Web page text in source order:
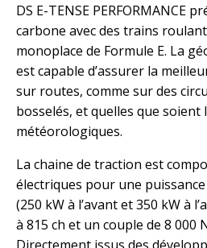
DS E-TENSE PERFORMANCE
carbone avec des trains
monoplace de Formule E. La
est capable d’assurer la
sur routes, comme sur des
bosselés, et quelles que soient
météorologiques.
La chaine de traction est
électriques pour une
(250 kW à l’avant et 350 kW à
à 815 ch et un couple de 8 000